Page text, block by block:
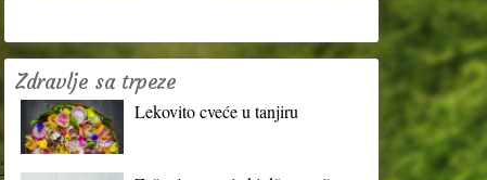
Zdravlje sa trpeze
Lekovito cveće u tanjiru